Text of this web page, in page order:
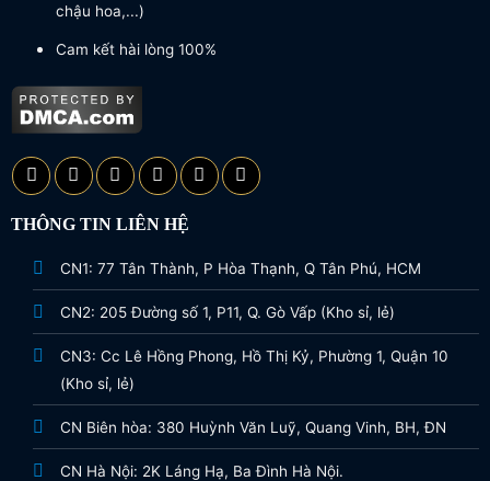
chậu hoa,...)
Cam kết hài lòng 100%
THÔNG TIN LIÊN HỆ
CN1: 77 Tân Thành, P Hòa Thạnh, Q Tân Phú, HCM
CN2: 205 Đường số 1, P11, Q. Gò Vấp (Kho sỉ, lẻ)
CN3: Cc Lê Hồng Phong, Hồ Thị Kỷ, Phường 1, Quận 10
(Kho sỉ, lẻ)
CN Biên hòa: 380 Huỳnh Văn Luỹ, Quang Vinh, BH, ĐN
CN Hà Nội: 2K Láng Hạ, Ba Đình Hà Nội.